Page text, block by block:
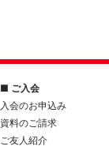
■ ご入会
入会のお申込み
資料のご請求
ご友人紹介